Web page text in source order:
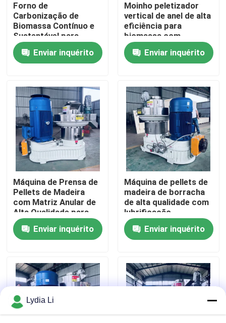
Casa
Produtos
Show de RV
Quem Somos
Fábrica
Controle de Qualidade
Fale Conosco
Máquina do moinho da pelota
Moinho de pellets de madeira
Forno de
Carbonização de
Biomassa Contínuo e
Sustentável para
Resíduos Agrícolas,
com Economia de
Energia
Enviar inquérito
Moinho peletizador
vertical de anel de alta
eficiência para
biomassa com
alimentação vertical e
design de economia
de energia
Enviar inquérito
Máquina de Prensa de
Pellets de Madeira
com Matriz Anular de
Alta Qualidade para
Produção de Energia
LimpaEnviar inquérito
Máquina de pellets de
madeira de borracha
de alta qualidade com
lubrificação
automática e
transmissão de
engrenagem helicoidal
Enviar inquérito
Lydia Li